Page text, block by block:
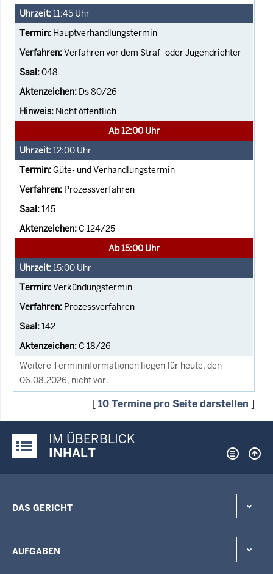
11:45 Uhr
Hauptverhandlungstermin
Verfahren vor dem Straf- oder Jugendrichter
048
Ds 80/26
Nicht öffentlich
Ab 12:00 Uhr
12:00 Uhr
Güte- und Verhandlungstermin
Prozessverfahren
145
C 124/25
Ab 15:00 Uhr
15:00 Uhr
Verkündungstermin
Prozessverfahren
142
C 18/26
Weitere Termininformationen liegen für heute, den
06.08.2026, nicht vor.
[10 Termine pro Seite darstellen ]
Justiz-Portal im Überblick:
IM ÜBERBLICK
INHALT
DAS GERICHT
AUFGABEN